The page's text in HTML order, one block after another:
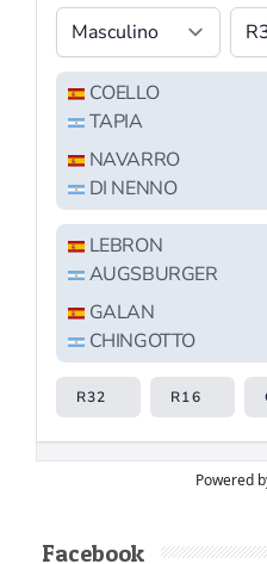
Powered
Facebook